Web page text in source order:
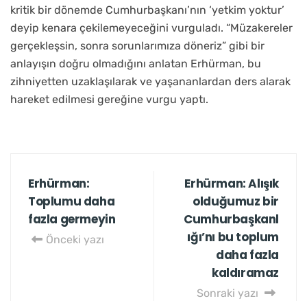
kritik bir dönemde Cumhurbaşkanı’nın ‘yetkim yoktur’
deyip kenara çekilemeyeceğini vurguladı. “Müzakereler
gerçekleşsin, sonra sorunlarımıza döneriz” gibi bir
anlayışın doğru olmadığını anlatan Erhürman, bu
zihniyetten uzaklaşılarak ve yaşananlardan ders alarak
hareket edilmesi gereğine vurgu yaptı.
Erhürman:
Toplumu daha
fazla germeyin
Önceki yazı
Erhürman: Alışık
olduğumuz bir
Cumhurbaşkanl
ığı’nı bu toplum
daha fazla
kaldıramaz
Sonraki yazı